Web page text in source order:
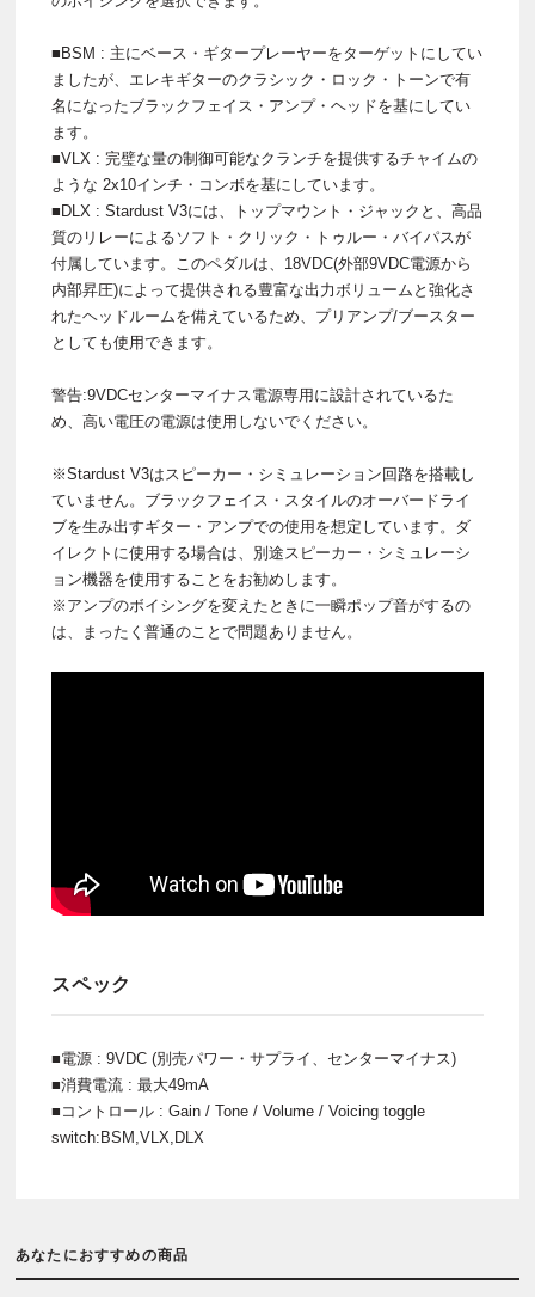
■BSM : 主にベース・ギタープレーヤーをターゲットにしてい
ましたが、エレキギターのクラシック・ロック・トーンで有
名になったブラックフェイス・アンプ・ヘッドを基にしてい
ます。
■VLX : 完璧な量の制御可能なクランチを提供するチャイムの
ような 2x10インチ・コンボを基にしています。
■DLX : Stardust V3には、トップマウント・ジャックと、高品
質のリレーによるソフト・クリック・トゥルー・バイパスが
付属しています。このペダルは、18VDC(外部9VDC電源から
内部昇圧)によって提供される豊富な出力ボリュームと強化さ
れたヘッドルームを備えているため、プリアンプ/ブースター
としても使用できます。
警告:9VDCセンターマイナス電源専用に設計されているた
め、高い電圧の電源は使用しないでください。
※Stardust V3はスピーカー・シミュレーション回路を搭載し
ていません。ブラックフェイス・スタイルのオーバードライ
ブを生み出すギター・アンプでの使用を想定しています。ダ
イレクトに使用する場合は、別途スピーカー・シミュレーシ
ョン機器を使用することをお勧めします。
※アンプのボイシングを変えたときに一瞬ポップ音がするの
は、まったく普通のことで問題ありません。
スペック
■電源 : 9VDC (別売パワー・サプライ、センターマイナス)
■消費電流 : 最大49mA
■コントロール : Gain / Tone / Volume / Voicing toggle
switch:BSM,VLX,DLX
あなたにおすすめの商品